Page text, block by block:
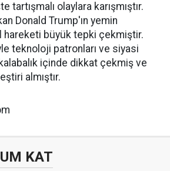
tartışmalı olaylara karışmıştır.
Donald Trump'ın yemin
hareketi büyük tepki çekmiştir.
teknoloji patronları ve siyasi
içinde dikkat çekmiş ve
almıştır.
KAT